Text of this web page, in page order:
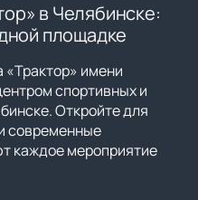
в Челябинске:
площадке
«Трактор» имени
спортивных и
Откройте для
современные
каждое мероприятие